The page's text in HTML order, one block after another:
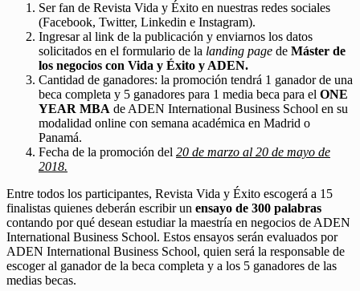
Ser fan de Revista Vida y Éxito en nuestras redes sociales
(Facebook, Twitter, Linkedin e Instagram).
Ingresar al link de la publicación y enviarnos los datos
solicitados en el formulario de la landing page de Máster de
los negocios con Vida y Éxito y ADEN.
Cantidad de ganadores: la promoción tendrá 1 ganador de una
beca completa y 5 ganadores para 1 media beca para el ONE
YEAR MBA de ADEN International Business School en su
modalidad online con semana académica en Madrid o
Panamá.
Fecha de la promoción del 20 de marzo al 20 de mayo de
2018.
Entre todos los participantes, Revista Vida y Éxito escogerá a 15
finalistas quienes deberán escribir un ensayo de 300 palabras
contando por qué desean estudiar la maestría en negocios de ADEN
International Business School. Estos ensayos serán evaluados por
ADEN International Business School, quien será la responsable de
escoger al ganador de la beca completa y a los 5 ganadores de las
medias becas.